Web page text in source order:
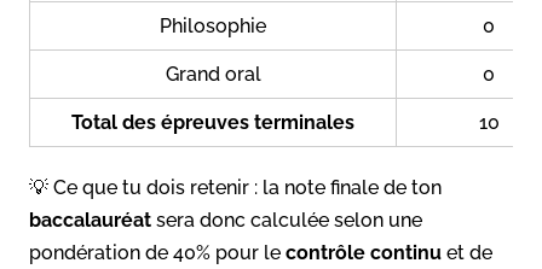
Philosophie 0
Grand oral 0
Total des épreuves terminales 10
💡 Ce que tu dois retenir : la note finale de ton
baccalauréat sera donc calculée selon une
pondération de 40% pour le contrôle continu et de